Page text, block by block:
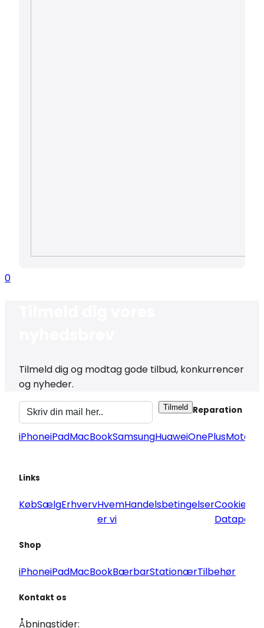
0
Tilmeld dig og modtag gode tilbud, konkurrencer
og nyheder.
Tilmeld Reparation
iPhoneiPadMacBookSamsungHuaweiOnePlus
Links
KøbSælgErhvervHvem
er vi
HandelsbetingelserCookie og
Shop
iPhoneiPadMacBookBærbarStationærTilbehør
Kontakt os
Åbningstider: